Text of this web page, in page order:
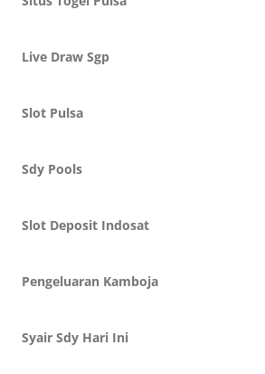
Live Draw Sgp
Slot Pulsa
Sdy Pools
Slot Deposit Indosat
Pengeluaran Kamboja
Syair Sdy Hari Ini